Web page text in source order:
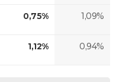
0,75% 1,09%
1,12% 0,94%